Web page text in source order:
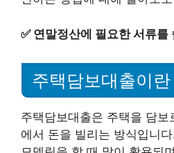
✅ 연말정산에 필요한 서류를
주택담보대출이
주택담보대출은 주택을 담
에서 돈을 빌리는 방식입니